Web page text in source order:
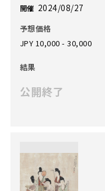
開催 2024/08/27
予想価格
JPY 10,000 - 30,000
結果
公開終了